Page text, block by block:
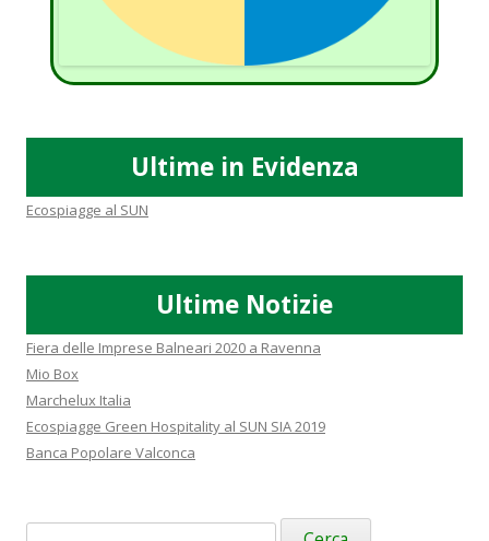
Ultime in Evidenza
Ecospiagge al SUN
Ultime Notizie
Fiera delle Imprese Balneari 2020 a Ravenna
Mio Box
Marchelux Italia
Ecospiagge Green Hospitality al SUN SIA 2019
Banca Popolare Valconca
Ricerca